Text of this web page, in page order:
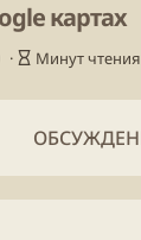
картах
В
е
я
Минут